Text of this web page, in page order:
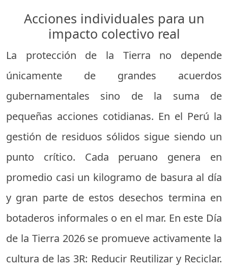
Acciones individuales para un
impacto colectivo real
La protección de la Tierra no depende
únicamente de grandes acuerdos
gubernamentales sino de la suma de
pequeñas acciones cotidianas. En el Perú la
gestión de residuos sólidos sigue siendo un
punto crítico. Cada peruano genera en
promedio casi un kilogramo de basura al día
y gran parte de estos desechos termina en
botaderos informales o en el mar. En este Día
de la Tierra 2026 se promueve activamente la
cultura de las 3R: Reducir Reutilizar y Reciclar.